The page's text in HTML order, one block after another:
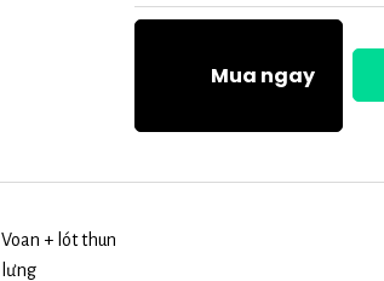
Mua ngay
Voan + lót thun
lưng